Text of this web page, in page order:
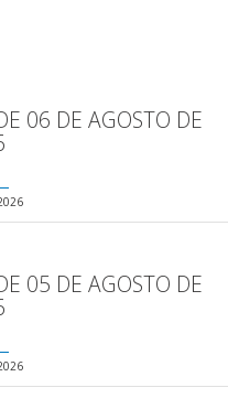
06 DE AGOSTO DE
05 DE AGOSTO DE